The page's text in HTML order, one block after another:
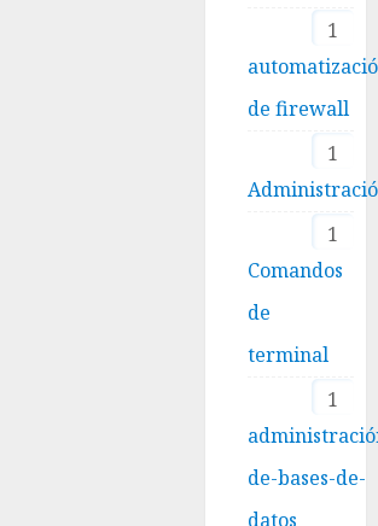
1
de firewall
1
1
Comandos
de
terminal
1
de-bases-de-
datos